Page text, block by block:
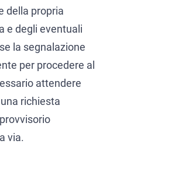
della propria
e degli eventuali
la segnalazione
per procedere al
attendere
richiesta
via.